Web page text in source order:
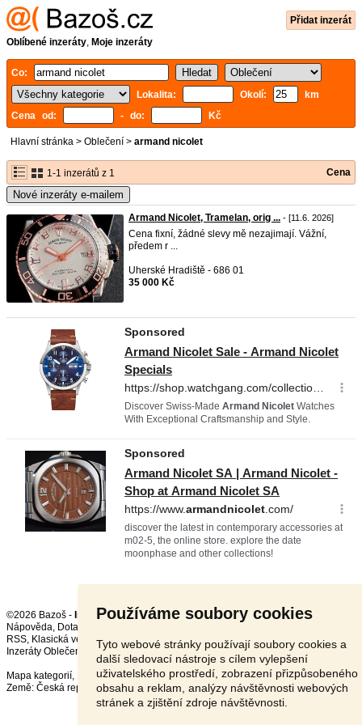
Používáme soubory cookies
Tyto webové stránky používají soubory cookies a
další sledovací nástroje s cílem vylepšení
uživatelského prostředí, zobrazení přizpůsobeného
obsahu a reklam, analýzy návštěvnosti webových
stránek a zjištění zdroje návštěvnosti.
Přidat inzerát
Oblíbené inzeráty, Moje inzeráty
Co:
Lokalita:
Okolí:
km
Cena od:
- do: Kč
Hlavní stránka > Oblečení > armand nicolet
1-1 inzerátů z 1 Cena
Nové inzeráty e-mailem
Armand Nicolet, Tramelan, orig ... - [11.6. 2026]
Cena fixní, žádné slevy mě nezajimají. Vážní,
předem r ...
Uherské Hradiště - 686 01
35 000 Kč
©2026 Bazoš - Inzerce, Bazar
Nápověda, Dotazy
RSS,
Inzeráty Oblečení celkem: 90287 , za 24 hodin:1614
Mapa kategorií,
Nejvyhledávanější výrazy
Země: Česká republika,Slovensko, Polsko,Rakousko